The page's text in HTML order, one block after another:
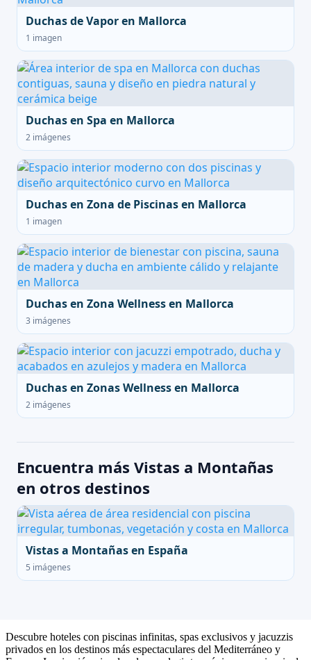
Duchas de Vapor en Mallorca
1 imagen
Duchas en Spa en Mallorca
2 imágenes
Duchas en Zona de Piscinas en Mallorca
1 imagen
Duchas en Zona Wellness en Mallorca
3 imágenes
Duchas en Zonas Wellness en Mallorca
2 imágenes
Encuentra más Vistas a Montañas
en otros destinos
Vistas a Montañas en España
5 imágenes
Descubre hoteles con piscinas infinitas, spas exclusivos y jacuzzis
privados en los destinos más espectaculares del Mediterráneo y